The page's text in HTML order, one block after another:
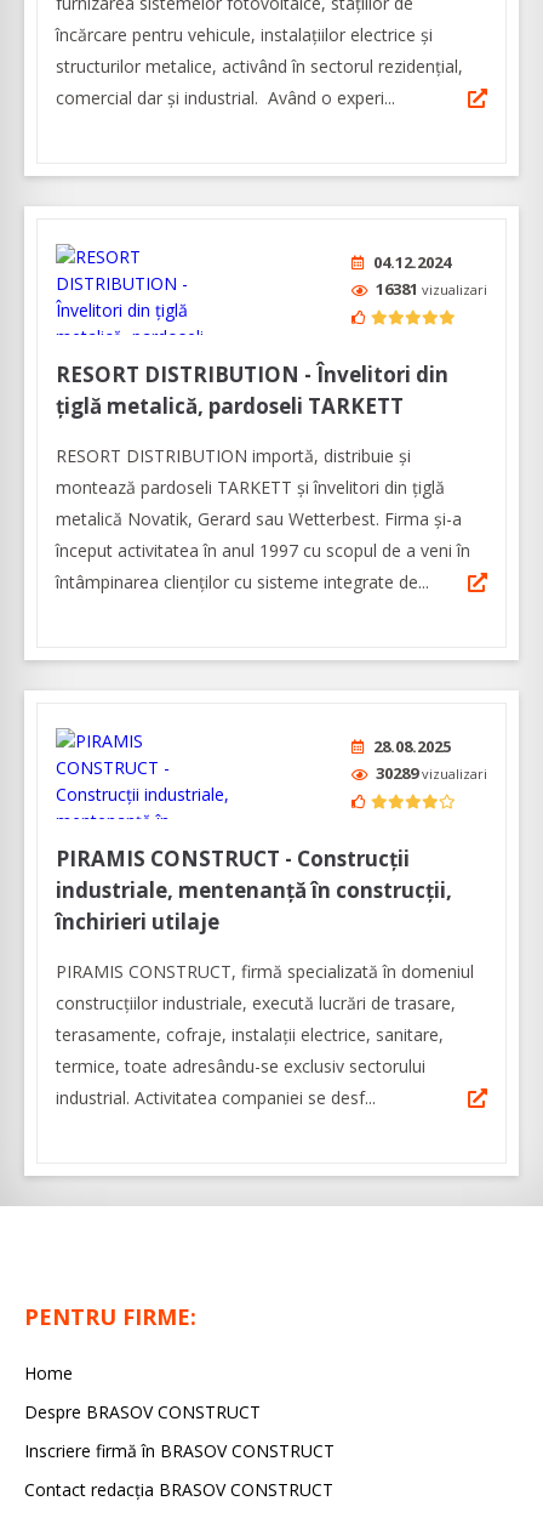
încărcare pentru vehicule, instalațiilor electrice și
structurilor metalice, activând în sectorul rezidențial,
comercial dar și industrial. Având o experi...
04.12.2024
16381 vizualizari
RESORT DISTRIBUTION - Învelitori din
țiglă metalică, pardoseli TARKETT
RESORT DISTRIBUTION importă, distribuie și
montează pardoseli TARKETT și învelitori din țiglă
metalică Novatik, Gerard sau Wetterbest. Firma și-a
început activitatea în anul 1997 cu scopul de a veni în
întâmpinarea clienților cu sisteme integrate de...
28.08.2025
30289vizualizari
PIRAMIS CONSTRUCT - Construcții
industriale, mentenanță în construcții,
închirieri utilaje
PIRAMIS CONSTRUCT, firmă specializată în domeniul
construcțiilor industriale, execută lucrări de trasare,
terasamente, cofraje, instalații electrice, sanitare,
termice, toate adresându-se exclusiv sectorului
industrial. Activitatea companiei se desf...
PENTRU FIRME:
Home
Despre BRASOV CONSTRUCT
Inscriere firmă în BRASOV CONSTRUCT
Contact redacţia BRASOV CONSTRUCT